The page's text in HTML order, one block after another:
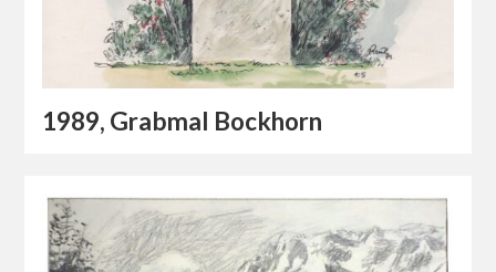
1989, Grabmal Bockhorn